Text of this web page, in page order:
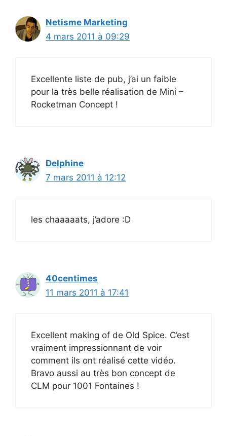
Netisme Marketing
4 mars 2011 à 09:29
Excellente liste de pub, j’ai un faible
pour la très belle réalisation de Mini –
Rocketman Concept !
Delphine
7 mars 2011 à 12:12
les chaaaaats, j’adore :D
40centimes
11 mars 2011 à 17:41
Excellent making of de Old Spice. C’est
vraiment impressionnant de voir
comment ils ont réalisé cette vidéo.
Bravo aussi au très bon concept de
CLM pour 1001 Fontaines !